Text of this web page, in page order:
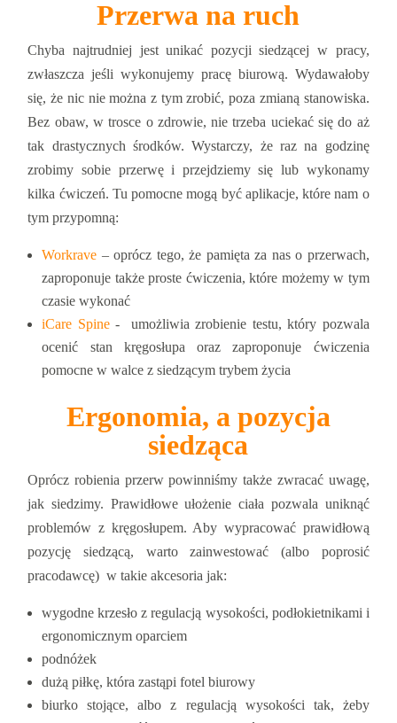
Przerwa na ruch
Chyba najtrudniej jest unikać pozycji siedzącej w pracy,
zwłaszcza jeśli wykonujemy pracę biurową. Wydawałoby
się, że nic nie można z tym zrobić, poza zmianą stanowiska.
Bez obaw, w trosce o zdrowie, nie trzeba uciekać się do aż
tak drastycznych środków. Wystarczy, że raz na godzinę
zrobimy sobie przerwę i przejdziemy się lub wykonamy
kilka ćwiczeń. Tu pomocne mogą być aplikacje, które nam o
tym przypomną:
Workrave – oprócz tego, że pamięta za nas o przerwach,
zaproponuje także proste ćwiczenia, które możemy w tym
czasie wykonać
iCare Spine- umożliwia zrobienie testu, który pozwala
ocenić stan kręgosłupa oraz zaproponuje ćwiczenia
pomocne w walce z siedzącym trybem życia
Ergonomia, a pozycja
siedząca
Oprócz robienia przerw powinniśmy także zwracać uwagę,
jak siedzimy. Prawidłowe ułożenie ciała pozwala uniknąć
problemów z kręgosłupem. Aby wypracować prawidłową
pozycję siedzącą, warto zainwestować (albo poprosić
pracodawcę) w takie akcesoria jak:
wygodne krzesło z regulacją wysokości, podłokietnikami i
ergonomicznym oparciem
podnóżek
dużą piłkę, która zastąpi fotel biurowy
biurko stojące, albo z regulacją wysokości tak, żeby